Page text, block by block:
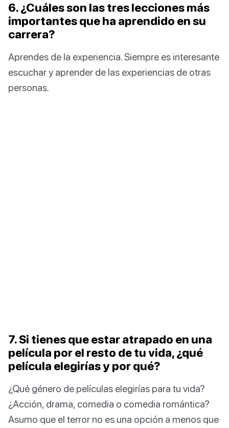
6. ¿Cuáles son las tres lecciones más
importantes que ha aprendido en su
carrera?
Aprendes de la experiencia. Siempre es interesante
escuchar y aprender de las experiencias de otras
personas.
7. Si tienes que estar atrapado en una
película por el resto de tu vida, ¿qué
película elegirías y por qué?
¿Qué género de películas elegirías para tu vida?
¿Acción, drama, comedia o comedia romántica?
Asumo que el terror no es una opción a menos que